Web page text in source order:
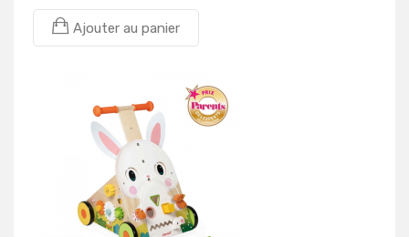
Ajouter au panier